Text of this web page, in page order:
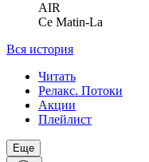
AIR
Ce Matin-La
Вся история
Читать
Релакс. Потоки
Акции
Плейлист
Еще